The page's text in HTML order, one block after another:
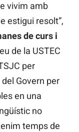
vivim amb
estigui resolt”,
de curs i
de la USTEC
per
Govern per
en una
no
temps de